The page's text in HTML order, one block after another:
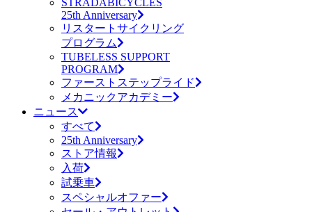
25th Anniversary
リスタートサイクリング
プログラム
TUBELESS SUPPORT
PROGRAM
ファーストステップライド
メカニックアカデミー
ニュース
すべて
25th Anniversary
ストア情報
入荷
試乗車
スペシャルオファー